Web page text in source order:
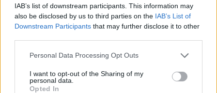
IAB’s list of downstream participants. This information may
also be disclosed by us to third parties on the IAB’s List of
Downstream Participants that may further disclose it to other
Personal Data Processing Opt Outs
I want to opt-out of the Sharing of my
personal data.
Opted In